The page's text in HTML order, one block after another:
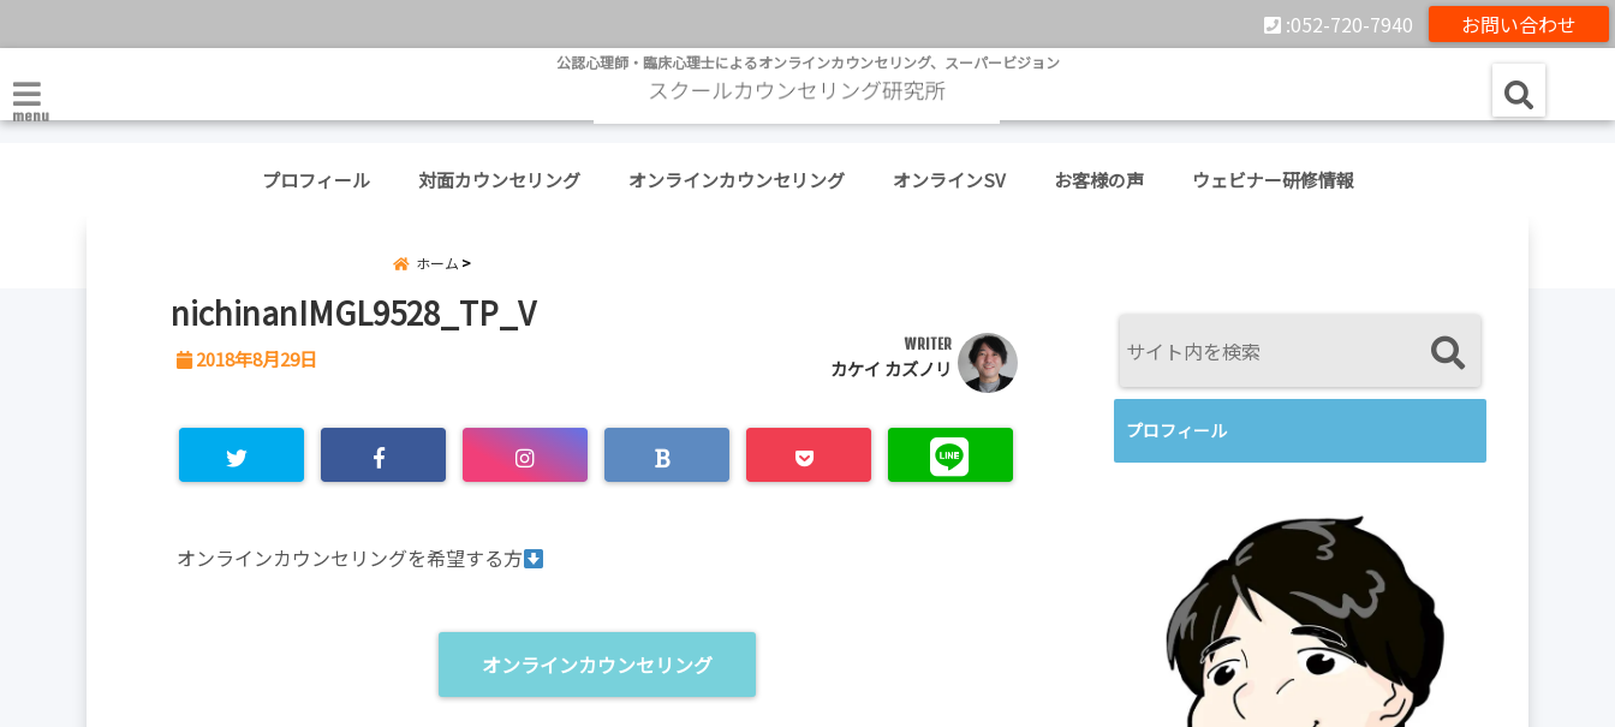
お問い合わせ
:052-720-7940
公認心理師・臨床心理士によるオンラインカウンセリング、スーパービジョン
menu
プロフィール 対面カウンセリング オンラインカウンセリング オンラインSV お客様の声 ウェビナー研修情報
ホーム
nichinanIMGL9528_TP_V
2018年8月29日
WRITER
カケイ カズノリ
オンラインカウンセリングを希望する方
オンラインカウンセリング
プロフィール